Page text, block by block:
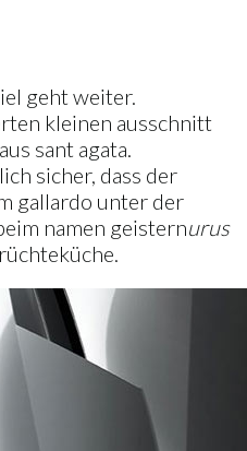
geht weiter.
kleinen ausschnitt
sant agata.
sicher, dass der
gallardo unter der
namen geisternurus